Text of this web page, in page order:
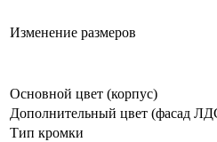
Изменение размеров
Основной цвет (корпус)
Дополнительный цвет (фасад
Тип кромки